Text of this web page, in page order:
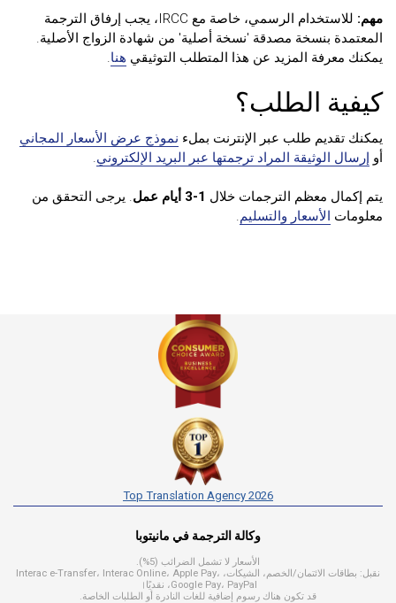
مهم:
للاستخدام الرسمي، خاصة مع IRCC، يجب إرفاق الترجمة
المعتمدة بنسخة مصدقة 'نسخة أصلية' من شهادة الزواج الأصلية.
يمكنك معرفة المزيد عن هذا المتطلب التوثيقي هنا.
كيفية الطلب؟
يمكنك تقديم طلب عبر الإنترنت بملء نموذج عرض الأسعار المجاني
أو إرسال الوثيقة المراد ترجمتها عبر البريد الإلكتروني.
يتم إكمال معظم الترجمات خلال 1-3 أيام عمل
. يرجى التحقق من
معلومات
الأسعار والتسليم.
Top Translation Agency 2026
وكالة الترجمة في مانيتوبا
الأسعار لا تشمل الضرائب (5%).
نقبل: بطاقات الائتمان/الخصم، الشيكات، Interac e-Transfer، Interac Online، Apple Pay،
Google Pay، PayPal، نقديًا।
قد تكون هناك رسوم إضافية للغات النادرة أو الطلبات الخاصة.